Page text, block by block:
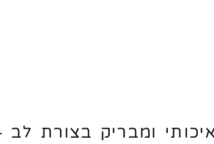
לב מגיע באריזה 10 יח׳ בלון